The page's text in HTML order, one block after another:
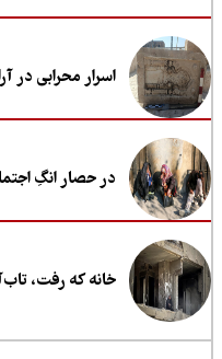
اسرار محرابی در
در حصار انگِ
خانه که رفت،